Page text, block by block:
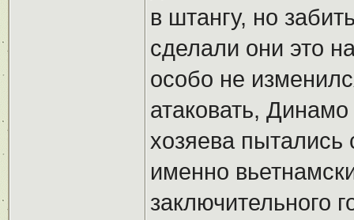
в штангу, но
сделали они это
особо не
атаковать,
хозяева пытались
именно
заключительного